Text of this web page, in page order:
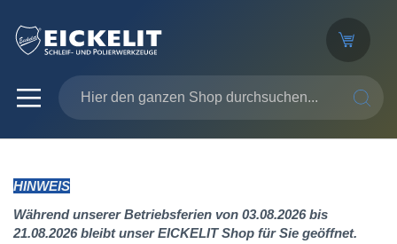
SUCHE
HINWEIS
Während unserer Betriebsferien von 03.08.2026 bis
21.08.2026 bleibt unser EICKELIT Shop für Sie geöffnet.